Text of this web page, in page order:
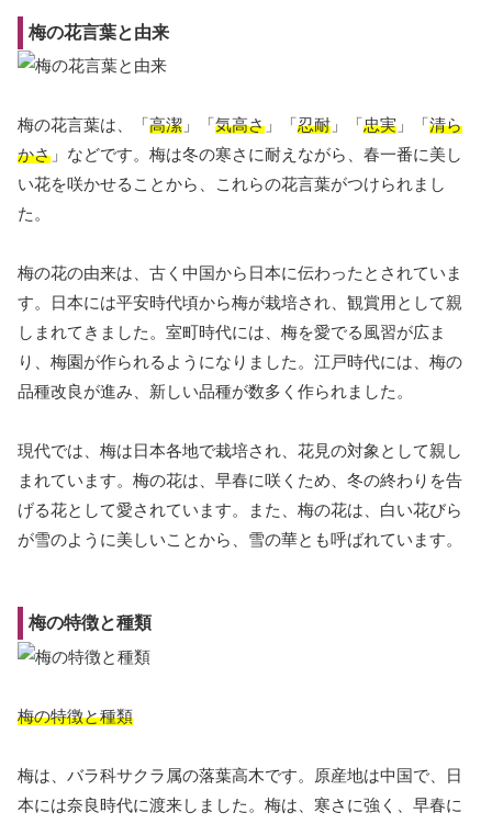
梅の花言葉と由来
梅の花言葉は、「高潔 」「気高さ 」「忍耐 」「忠実 」「清ら
かさ 」などです。梅は冬の寒さに耐えながら、春一番に美し
い花を咲かせることから、これらの花言葉がつけられまし
た。
梅の花の由来は、古く中国から日本に伝わったとされていま
す。日本には平安時代頃から梅が栽培され、観賞用として親
しまれてきました。室町時代には、梅を愛でる風習が広ま
り、梅園が作られるようになりました。江戸時代には、梅の
品種改良が進み、新しい品種が数多く作られました。
現代では、梅は日本各地で栽培され、花見の対象として親し
まれています。梅の花は、早春に咲くため、冬の終わりを告
げる花として愛されています。また、梅の花は、白い花びら
が雪のように美しいことから、雪の華とも呼ばれています。
梅の特徴と種類
梅の特徴と種類
梅は、バラ科サクラ属の落葉高木です。原産地は中国で、日
本には奈良時代に渡来しました。梅は、寒さに強く、早春に